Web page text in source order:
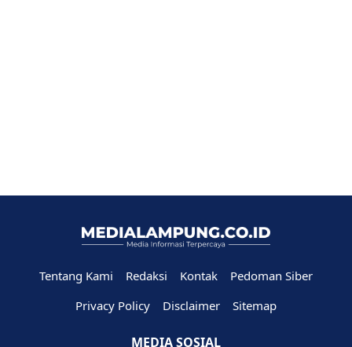
Tentang Kami Redaksi Kontak
Pedoman Siber
Privacy Policy
Disclaimer Sitemap
MEDIA SOSIAL